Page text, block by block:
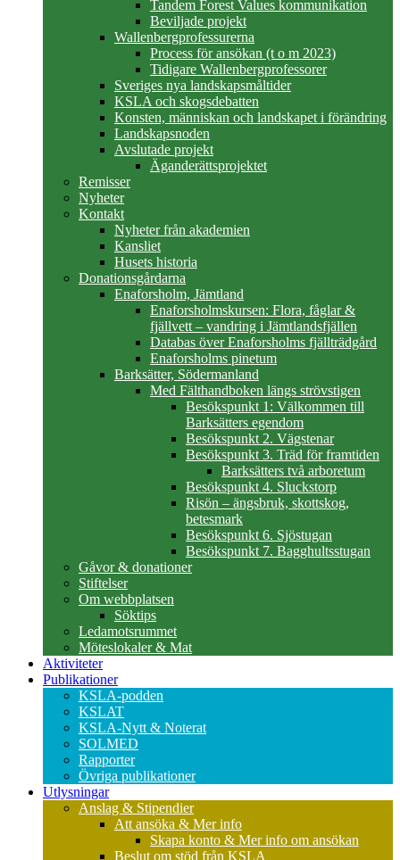
Tandem Forest Values kommunikation
Beviljade projekt
Wallenbergprofessurerna
Process för ansökan (t o m 2023)
Tidigare Wallenbergprofessorer
Sveriges nya landskapsmåltider
KSLA och skogsdebatten
Konsten, människan och landskapet i förändring
Landskapsnoden
Avslutade projekt
Äganderättsprojektet
Remisser
Nyheter
Kontakt
Nyheter från akademien
Kansliet
Husets historia
Donationsgårdarna
Enaforsholm, Jämtland
Enaforsholmskursen: Flora, fåglar &
fjällvett – vandring i Jämtlandsfjällen
Databas över Enaforsholms fjällträdgård
Enaforsholms pinetum
Barksätter, Södermanland
Med Fälthandboken längs strövstigen
Besökspunkt 1: Välkommen till
Barksätters egendom
Besökspunkt 2. Vägstenar
Besökspunkt 3. Träd för framtiden
Barksätters två arboretum
Besökspunkt 4. Sluckstorp
Risön – ängsbruk, skottskog,
betesmark
Besökspunkt 6. Sjöstugan
Besökspunkt 7. Bagghultsstugan
Gåvor & donationer
Stiftelser
Om webbplatsen
Söktips
Ledamotsrummet
Möteslokaler & Mat
Aktiviteter
Publikationer
KSLA-podden
KSLAT
KSLA-Nytt & Noterat
SOLMED
Rapporter
Övriga publikationer
Utlysningar
Anslag & Stipendier
Att ansöka & Mer info
Skapa konto & Mer info om ansökan
Beslut om stöd från KSLA